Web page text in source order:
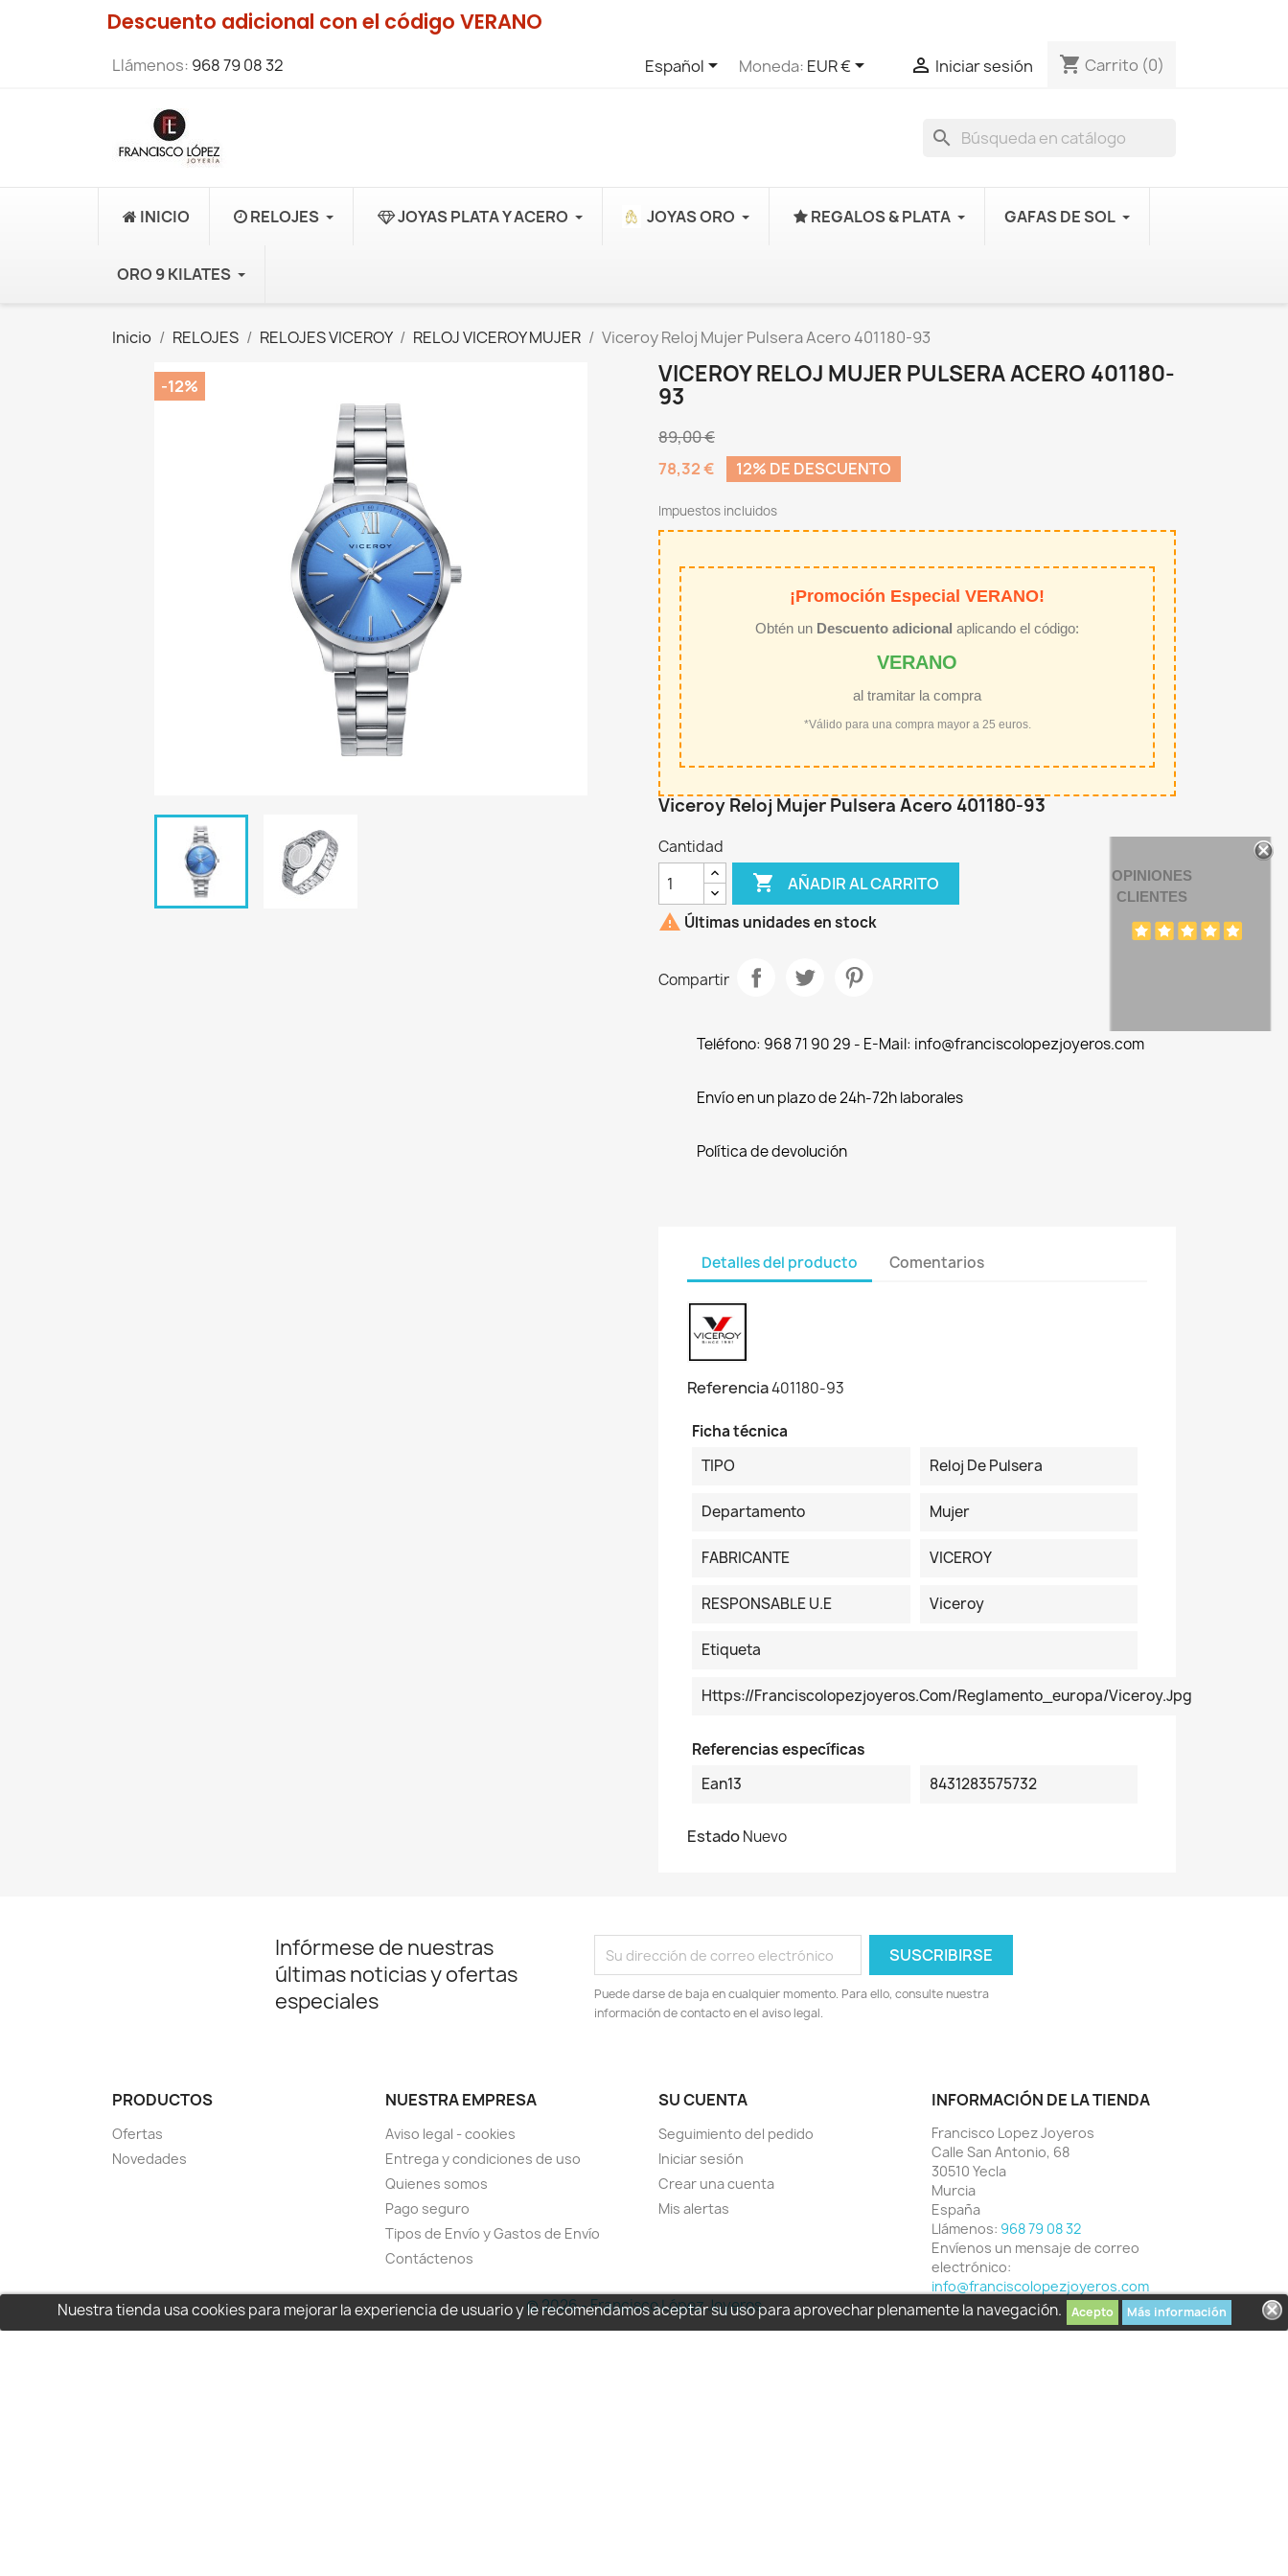
Descuento adicional con el código VERANO
Llámenos: 968 79 08 32 Español Moneda: EUR €  Iniciar sesión shopping_cart Carrito (0)
search
Nuestra tienda usa cookies para mejorar la experiencia de usuario y le recomendamos aceptar su uso para aprovechar plenamente la navegación. Acepto Más información
INICIO RELOJES JOYAS PLATA Y ACERO JOYAS ORO REGALOS & PLATA GAFAS DE SOL
ORO 9 KILATES
Inicio RELOJES RELOJES VICEROY RELOJ VICEROY MUJER Viceroy Reloj Mujer Pulsera Acero 401180-93
-12%
VICEROY RELOJ MUJER PULSERA ACERO 401180-
93
89,00 €
78,32 €
12% DE DESCUENTO
Impuestos incluidos
¡Promoción Especial VERANO!
Obtén un Descuento adicional aplicando el código:
VERANO
al tramitar la compra
*Válido para una compra mayor a 25 euros.
Viceroy Reloj Mujer Pulsera Acero 401180-93
Cantidad
 AÑADIR AL CARRITO
 Últimas unidades en stock
Compartir
Teléfono: 968 71 90 29 - E-Mail: info@franciscolopezjoyeros.com
Envío en un plazo de 24h-72h laborales
Política de devolución
Detalles del producto Comentarios
Referencia401180-93
Ficha técnica
TIPO
Reloj De Pulsera
Departamento Mujer
FABRICANTE VICEROY
RESPONSABLE U.E Viceroy
Etiqueta
Https://franciscolopezjoyeros.com/reglamento_europa/Viceroy.jpg
Referencias específicas
Ean13
8431283575732
EstadoNuevo
Infórmese de nuestras
últimas noticias y ofertas
especiales
Puede darse de baja en cualquier momento. Para ello, consulte nuestra
información de contacto en el aviso legal.
PRODUCTOS
Ofertas
Novedades
NUESTRA EMPRESA
Aviso legal - cookies
Entrega y condiciones de uso
Quienes somos
Pago seguro
Tipos de Envío y Gastos de Envío
Contáctenos
SU CUENTA
Seguimiento del pedido
Iniciar sesión
Crear una cuenta
Mis alertas
INFORMACIÓN DE LA TIENDA
Francisco Lopez Joyeros
Calle San Antonio, 68
30510 Yecla
Murcia
España
Llámenos: 968 79 08 32
Envíenos un mensaje de correo
electrónico:
info@franciscolopezjoyeros.com
OPINIONES
CLIENTES
© 2026 - Francisco López Joyeros